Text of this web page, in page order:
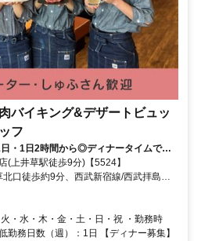
バイキング&デザートビュッ
フ
日・1日2時間から◎ディナータイムで勤
！
上井草駅徒歩9分)【5524】
口徒歩約9分、西武新宿線/西武拝島線
宿線 下井草北口徒歩約21分 ★自転車・
・水・木・金・土・日・祝 ・勤務時
勤務日数（週）：1日 【ディナー募集】